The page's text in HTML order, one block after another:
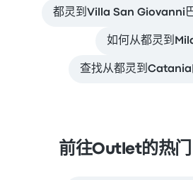
都灵到Villa San Giovanni
如何从都灵到
查找从都灵到Catania
前往Outlet的热